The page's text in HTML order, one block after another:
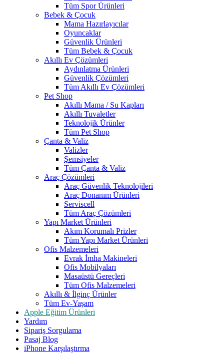
Tüm Spor Ürünleri
Bebek & Çocuk
Mama Hazırlayıcılar
Oyuncaklar
Güvenlik Ürünleri
Tüm Bebek & Çocuk
Akıllı Ev Çözümleri
Aydınlatma Ürünleri
Güvenlik Çözümleri
Tüm Akıllı Ev Çözümleri
Pet Shop
Akıllı Mama / Su Kapları
Akıllı Tuvaletler
Teknolojik Ürünler
Tüm Pet Shop
Çanta & Valiz
Valizler
Şemsiyeler
Tüm Çanta & Valiz
Araç Çözümleri
Araç Güvenlik Teknolojileri
Araç Donanım Ürünleri
Serviscell
Tüm Araç Çözümleri
Yapı Market Ürünleri
Akım Korumalı Prizler
Tüm Yapı Market Ürünleri
Ofis Malzemeleri
Evrak İmha Makineleri
Ofis Mobilyaları
Masaüstü Gereçleri
Tüm Ofis Malzemeleri
Akıllı & İlginç Ürünler
Tüm Ev-Yaşam
Apple Eğitim Ürünleri
Yardım
Sipariş Sorgulama
Pasaj Blog
iPhone Karşılaştırma